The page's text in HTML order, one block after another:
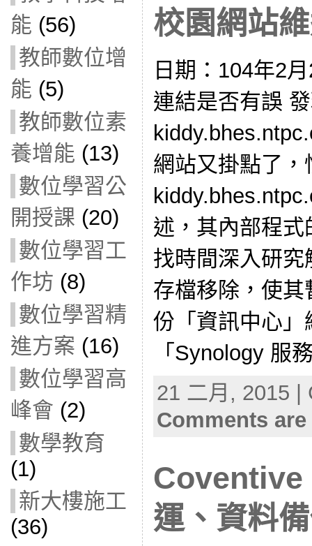
能 (56)
教師數位增
能 (5)
教師數位素
養增能 (13)
數位學習公
開授課 (20)
數位學習工
作坊 (8)
數位學習精
進方案 (16)
數位學習高
峰會 (2)
數學教育
(1)
新大樓施工
(36)
校園網站
日期：104年2
連結是否有誤
網站又掛點了
述，其內部程
找時間深入研
存檔移除，使
份「資訊中心
「Synology 服
21 二月, 2015
Comments
Coventive
運、資料